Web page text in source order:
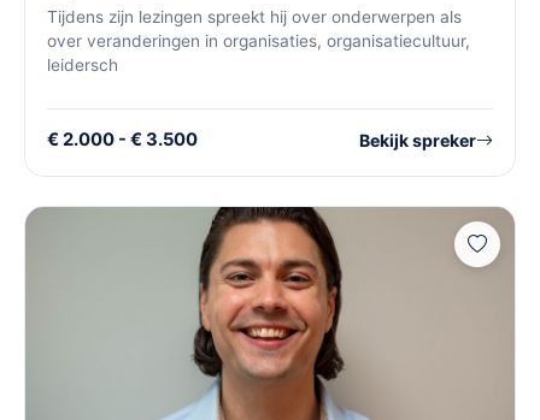
Tijdens zijn lezingen spreekt hij over onderwerpen als
over veranderingen in organisaties, organisatiecultuur,
leidersch
€ 2.000 - € 3.500 Bekijk spreker